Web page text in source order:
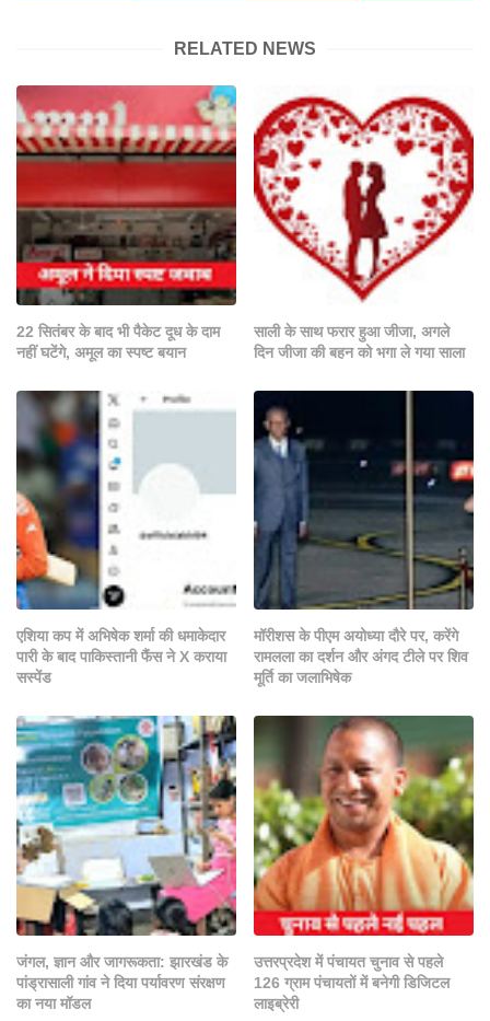
RELATED NEWS
22 सितंबर के बाद भी पैकेट दूध के दाम
नहीं घटेंगे, अमूल का स्पष्ट बयान
साली के साथ फरार हुआ जीजा, अगले
दिन जीजा की बहन को भगा ले गया साला
एशिया कप में अभिषेक शर्मा की धमाकेदार
पारी के बाद पाकिस्तानी फैंस ने X कराया
सस्पेंड
मॉरीशस के पीएम अयोध्या दौरे पर, करेंगे
रामलला का दर्शन और अंगद टीले पर शिव
मूर्ति का जलाभिषेक
जंगल, ज्ञान और जागरूकता: झारखंड के
पांड्रासाली गांव ने दिया पर्यावरण संरक्षण
का नया मॉडल
उत्तरप्रदेश में पंचायत चुनाव से पहले
126 ग्राम पंचायतों में बनेगी डिजिटल
लाइब्रेरी